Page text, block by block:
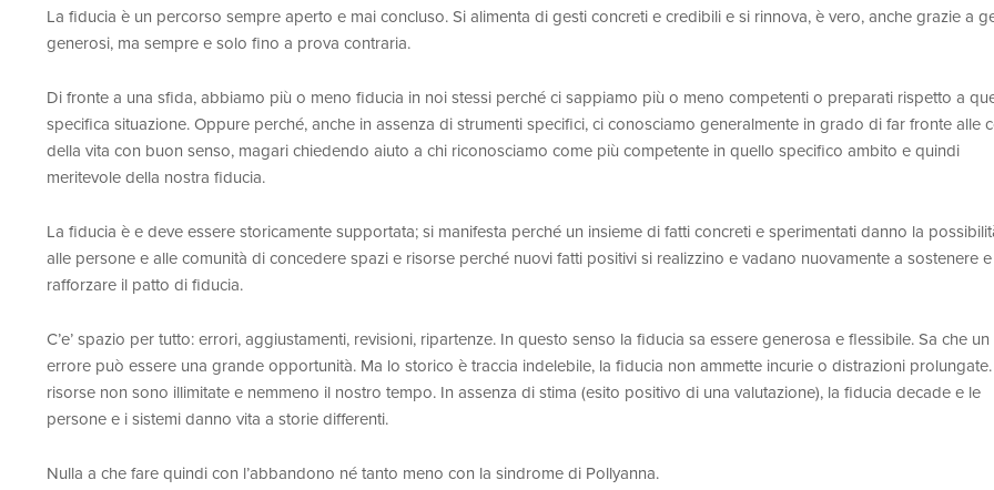
La fiducia è un percorso sempre aperto e mai concluso. Si alimenta di gesti concreti e credibili e si rinnova, è vero, anche grazie a
generosi, ma sempre e solo fino a prova contraria.
Di fronte a una sfida, abbiamo più o meno fiducia in noi stessi perché ci sappiamo più o meno competenti o preparati rispetto a
specifica situazione. Oppure perché, anche in assenza di strumenti specifici, ci conosciamo generalmente in grado di far fronte alle
della vita con buon senso, magari chiedendo aiuto a chi riconosciamo come più competente in quello specifico ambito e quindi
meritevole della nostra fiducia.
La fiducia è e deve essere storicamente supportata; si manifesta perché un insieme di fatti concreti e sperimentati danno la
alle persone e alle comunità di concedere spazi e risorse perché nuovi fatti positivi si realizzino e vadano nuovamente a sostenere e
rafforzare il patto di fiducia.
C’e’ spazio per tutto: errori, aggiustamenti, revisioni, ripartenze. In questo senso la fiducia sa essere generosa e flessibile. Sa che un
errore può essere una grande opportunità. Ma lo storico è traccia indelebile, la fiducia non ammette incurie o distrazioni
risorse non sono illimitate e nemmeno il nostro tempo. In assenza di stima (esito positivo di una valutazione), la fiducia decade e le
persone e i sistemi danno vita a storie differenti.
Nulla a che fare quindi con l’abbandono né tanto meno con la sindrome di Pollyanna.